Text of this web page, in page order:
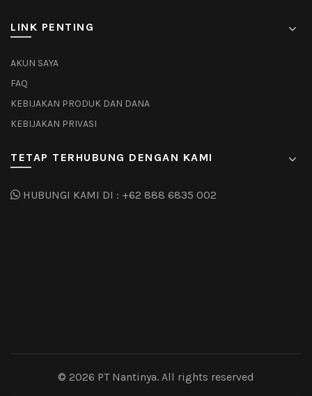
LINK PENTING
AKUN SAYA
FAQ
KEBIJAKAN PRODUK DAN DANA
KEBIJAKAN PRIVASI
TETAP TERHUBUNG DENGAN KAMI
HUBUNGI KAMI DI : +62 888 6835 002
© 2026 PT Nantinya. All rights reserved